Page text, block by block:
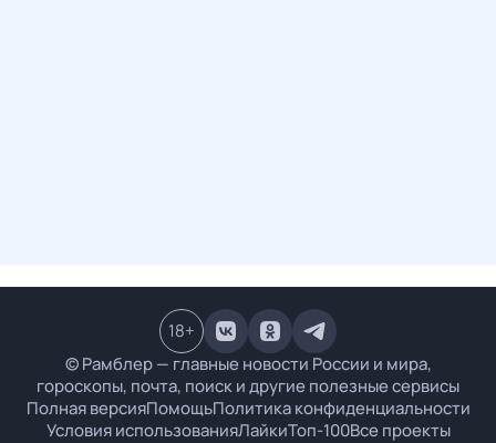
© Рамблер — главные новости России и мира,
гороскопы, почта, поиск и другие полезные сервисы
Полная версияПомощьПолитика конфиденциальности
Условия использованияЛайкиТоп-100Все проекты
18+